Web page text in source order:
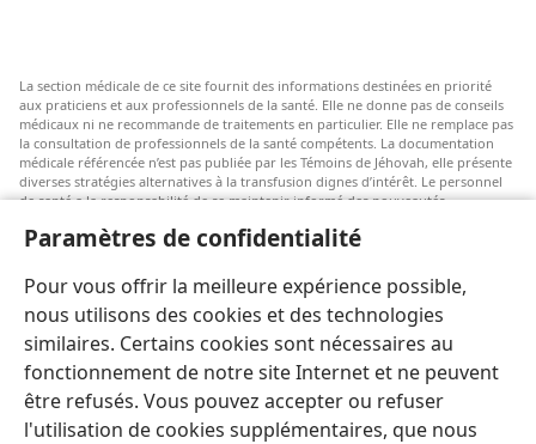
Paramètres de confidentialité
Pour vous offrir la meilleure expérience possible,
nous utilisons des cookies et des technologies
similaires. Certains cookies sont nécessaires au
fonctionnement de notre site Internet et ne peuvent
être refusés. Vous pouvez accepter ou refuser
l'utilisation de cookies supplémentaires, que nous
La section médicale de ce site fournit des informations destinées en priorité
aux praticiens et aux professionnels de la santé. Elle ne donne pas de conseils
médicaux ni ne recommande de traitements en particulier. Elle ne remplace pas
la consultation de professionnels de la santé compétents. La documentation
médicale référencée n’est pas publiée par les Témoins de Jéhovah, elle présente
diverses stratégies alternatives à la transfusion dignes d’intérêt. Le personnel
de santé a la responsabilité de se maintenir informé des nouveautés
à faire des choix selon leur état de santé, leurs souhaits, leurs valeurs et leurs
acceptées par tous.
Patients : Consultez systématiquement votre médecin, ou tout autre
professionnel de la santé qualifié, pour être conseillé par rapport à un
problème médical ou à un traitement. Adressez-vous à un médecin si vous
pensez être malade.
L’utilisation de ce site est régie par les conditions d’utilisation.